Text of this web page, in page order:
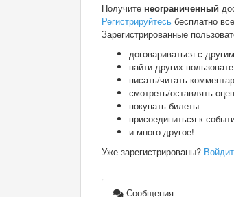
Получите неограниченный
Регистрируйтесь бесплатно
Зарегистрированные
договариваться с
найти других
писать/читать
смотреть/оставлять
покупать билеты
присоединиться к
и много другое!
Уже зарегистрированы?
Сообщения